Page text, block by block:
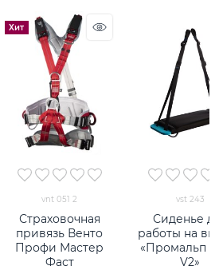
Хит
vnt 051 2
Страховочная
привязь Венто
Профи Мастер
Фаст
vst 243
Сиденье
работы на
«Промальп
V2»